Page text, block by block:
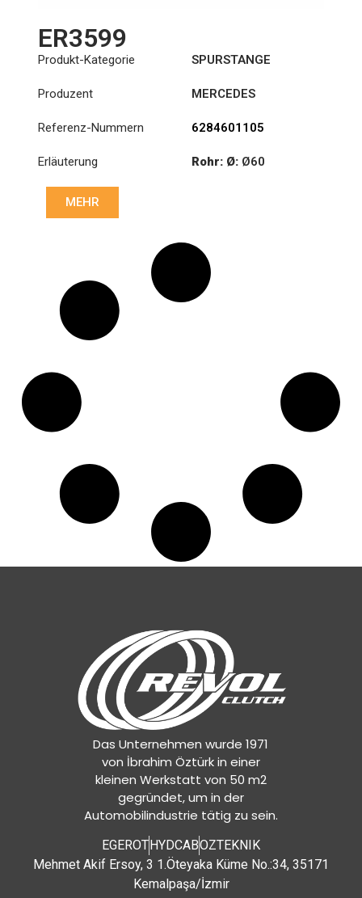
ER3599
Produkt-Kategorie SPURSTANGE
Produzent MERCEDES
Referenz-Nummern 6284601105
Erläuterung Rohr: Ø: Ø60
MEHR
Das Unternehmen wurde 1971
von İbrahim Öztürk in einer
kleinen Werkstatt von 50 m2
gegründet, um in der
Automobilindustrie tätig zu sein.
EGEROTHYDCABOZTEKNIK
Mehmet Akif Ersoy, 3 1.Öteyaka Küme No.:34, 35171
Kemalpaşa/İzmir